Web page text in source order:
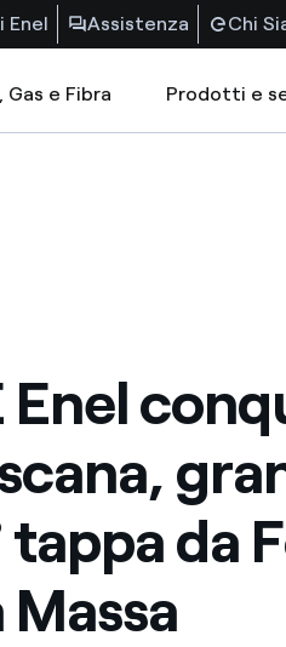
Enel Assistenza Chi
Gas e Fibra Prodotti e
Enel
tappa da